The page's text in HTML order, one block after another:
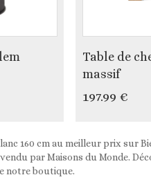
Table de
massif
197.99 €
160 cm au meilleur prix sur
par Maisons du Monde.
notre boutique.